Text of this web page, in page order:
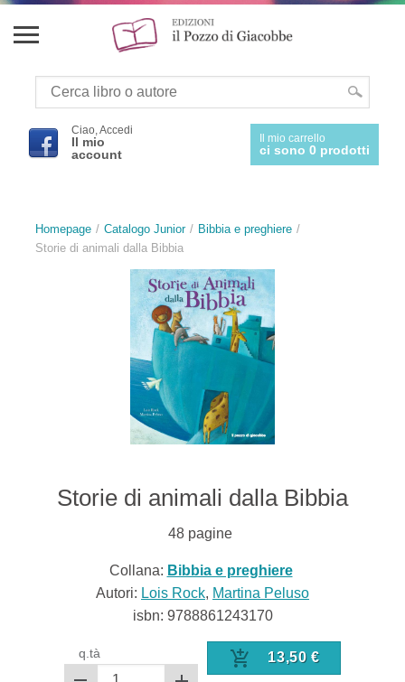
Ciao, Accedi
Il mio
account
Il mio carrello
ci sono 0 prodotti
Homepage Catalogo Junior
Bibbia e preghiere
Storie di animali dalla Bibbia
Storie di animali dalla Bibbia
48 pagine
Collana: Bibbia e preghiere
Autori: Lois Rock, Martina Peluso
isbn: 9788861243170
q.tà 13,50 €